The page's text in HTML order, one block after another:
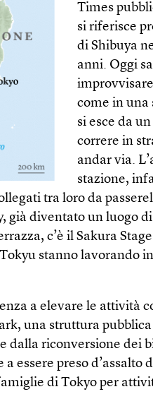
Times
si riferisce
di Shibuya
anni. Oggi
come in una
si esce da
correre in
andar via.
stazione,
tra loro da
già diventato un luogo
c’è il Sakura
stanno lavorando
a elevare le attività
una struttura
dalla riconversione dei
essere preso d’assalto
di Tokyo per